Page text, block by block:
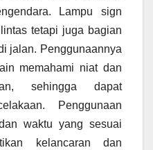
Lampu sign
tetapi juga bagian
jalan. Penggunaannya
memahami niat dan
sehingga dapat
Penggunaan
waktu yang sesuai
kelancaran dan